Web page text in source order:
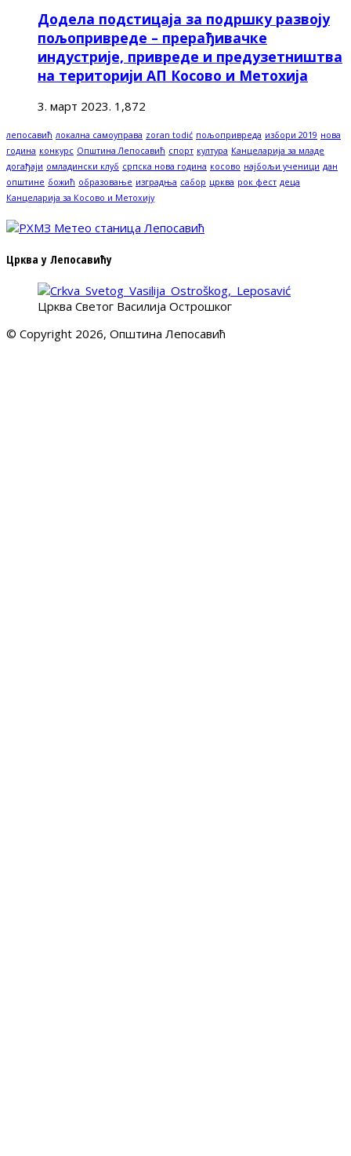
Додела подстицаја за подршку развоју
пољопривреде – прерађивачке
индустрије, привреде и предузетништва
на територији АП Косово и Метохија
3. март 2023. 1,872
лепосавић локална самоуправа zoran todić пољопривреда избори 2019 нова
година конкурс Општина Лепосавић спорт култура Канцеларија за младе
догађаји омладински клуб српска нова година косово најбољи ученици дан
општине божић образовање изградња сабор црква рок фест деца
Канцеларија за Косово и Метохију
Црква у Лепосавићу
Црква Светог Василија Острошког
© Copyright 2026, Општина Лепосавић